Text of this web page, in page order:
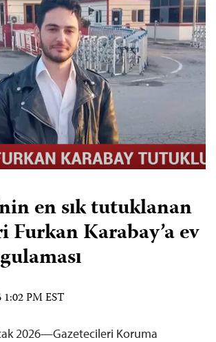
en sık tutuklanan
Karabay’a ev
1:02 PM EST
2026—Gazetecileri Koruma